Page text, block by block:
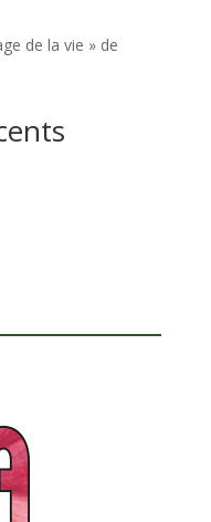
de la vie » de